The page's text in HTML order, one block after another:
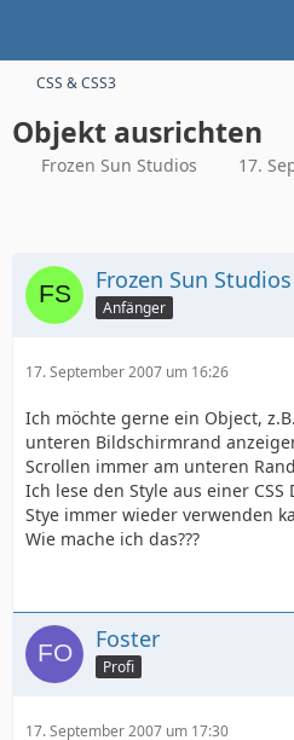
CSS & CSS3
Objekt ausrichten
Frozen Sun Studios 17.
Frozen Sun Studios
Anfänger
17. September 2007 um 16:26
Ich möchte gerne ein Object,
unteren Bildschirmrand
Scrollen immer am unteren
Ich lese den Style aus einer
Stye immer wieder verwenden
Wie mache ich das???
Foster
Profi
17. September 2007 um 17:30